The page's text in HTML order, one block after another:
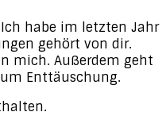
habe im letzten Jahr
gehört von dir.
mich. Außerdem geht
Enttäuschung.